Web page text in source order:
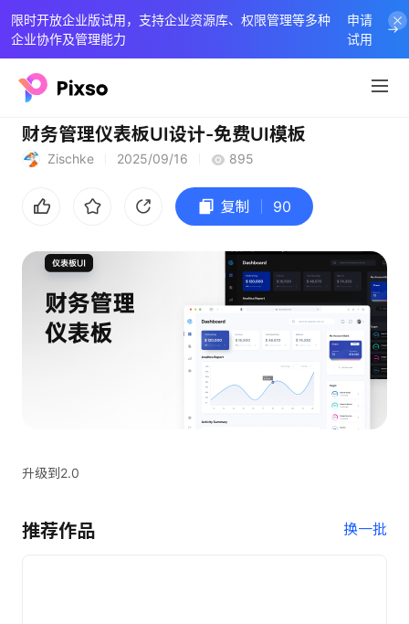
限时开放企业版试用，支持企业资源库、权限管理等多种
企业协作及管理能力
申请
试用
财务管理仪表板UI设计-免费UI模板
Zischke 2025/09/16 895
复制 90
升级到2.0
推荐作品 换一批